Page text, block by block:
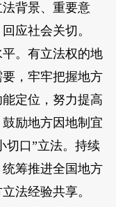
背景、重要意
应社会关切。
。有立法权的地
，牢牢把握地方
定位，努力提高
励地方因地制宜
切口”立法。持续
筹推进全国地方
法经验共享。